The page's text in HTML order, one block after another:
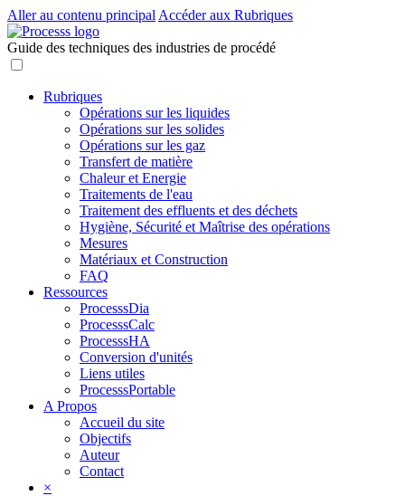
Aller au contenu principal Accéder aux Rubriques
Guide des techniques des industries de procédé
Rubriques
Opérations sur les liquides
Opérations sur les solides
Opérations sur les gaz
Transfert de matière
Chaleur et Energie
Traitements de l'eau
Traitement des effluents et des déchets
Hygiène, Sécurité et Maîtrise des opérations
Mesures
Matériaux et Construction
FAQ
Ressources
ProcesssDia
ProcesssCalc
ProcesssHA
Conversion d'unités
Liens utiles
ProcesssPortable
A Propos
Accueil du site
Objectifs
Auteur
Contact
×